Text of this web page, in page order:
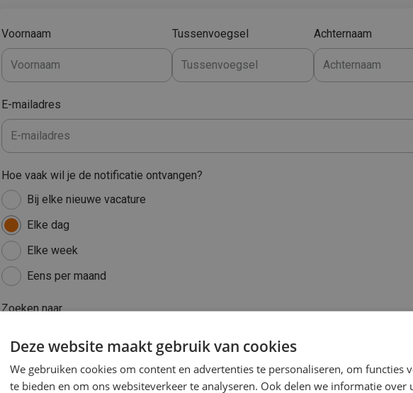
Voornaam Tussenvoegsel Achternaam
E-mailadres
Hoe vaak wil je de notificatie ontvangen?
Bij elke nieuwe vacature
Elke dag
Elke week
Eens per maand
Zoeken naar
In de buurt van
Deze website maakt gebruik van cookies
We gebruiken cookies om content en advertenties te personaliseren, om functies
te bieden en om ons websiteverkeer te analyseren. Ook delen we informatie over